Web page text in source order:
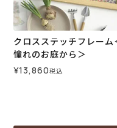
クロスステッチフレーム
憧れのお庭から＞
¥13,860税込